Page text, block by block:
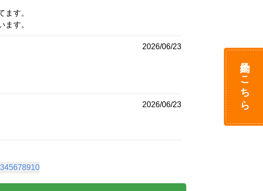
ます。
ます。
2026/06/23
2026/06/23
345678910
予約はこちら